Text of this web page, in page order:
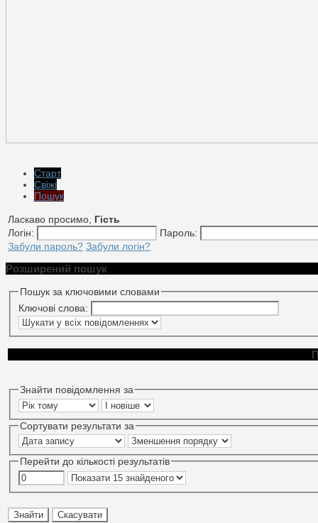
Старт
Свіжі
Пошук
Ласкаво просимо, Гість
Логін:
Пароль:
Забули пароль? Забули логін?
Розширений пошук
Пошук за ключовими словами
Ключові слова:
Знайти повідомлення за
Сортувати результати за
Перейти до кількості результатів